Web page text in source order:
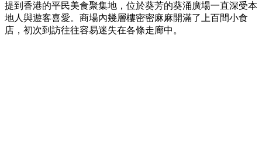
提到香港的平民美食聚集地，位於葵芳的葵涌廣場一直深受本
地人與遊客喜愛。商場內幾層樓密密麻麻開滿了上百間小食
店，初次到訪往往容易迷失在各條走廊中。